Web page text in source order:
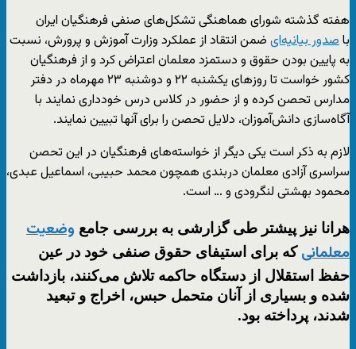
هفته گذشته شورای هماهنگی تشکل‌های صنفی فرهنگیان ایران
باصدور بیانیه‌ای ضمن انتقاد از عملکرد وزارت آموزش و پرورش، نسبت
به پایین بودن حقوق و دستمزد معلمان اعتراض کرد و از فرهنگیان
کشور خواست تا روزهای یکشنبه ۲۲ و دوشنبه ۲۳ مهرماه در دفتر
مدارس تحصن کرده و از حضور در کلاس درس خودداری نمایند با
آگاه‌سازی دانش‌آموزان، دلایل تحصن را برای آنها تبیین نمایند.
لازم به ذکر است یکی دیگر از خواسته‌های فرهنگیان در این تحصن
سراسری آزادی معلمان دربندی همچون محمد حبیبی، اسماعیل عبدی،
محمود بهشتی لنگرودی و … است.
هرانا نیز پیشتر طی گزارشی به بررسی جامع وضعیت
معلمانی که برای استیفای حقوق صنفی خود در عین
حفظ استقلال از دستگاه حاکمه تلاش می‌کنند، بازداشت
شده و بسیاری از آنان متحمل حبس، اخراج و تبعید
شدند، پرداخته بود.